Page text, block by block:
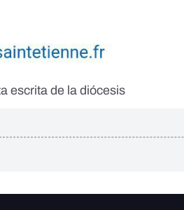
escrita de la diócesis